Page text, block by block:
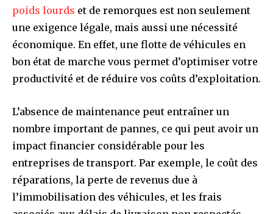
poids lourds et de remorques est non seulement
une exigence légale, mais aussi une nécessité
économique. En effet, une flotte de véhicules en
bon état de marche vous permet d’optimiser votre
productivité et de réduire vos coûts d’exploitation.
L’absence de maintenance peut entraîner un
nombre important de pannes, ce qui peut avoir un
impact financier considérable pour les
entreprises de transport. Par exemple, le coût des
réparations, la perte de revenus due à
l’immobilisation des véhicules, et les frais